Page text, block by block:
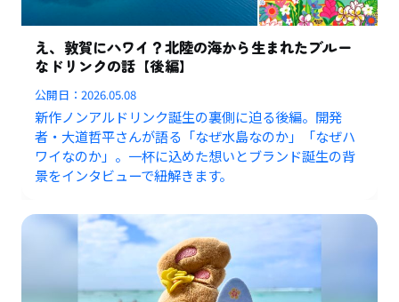
え、敦賀にハワイ？北陸の海から生まれたブルー
なドリンクの話【後編】
公開日：2026.05.08
新作ノンアルドリンク誕生の裏側に迫る後編。開発
者・大道哲平さんが語る「なぜ水島なのか」「なぜハ
ワイなのか」。一杯に込めた想いとブランド誕生の背
景をインタビューで紐解きます。